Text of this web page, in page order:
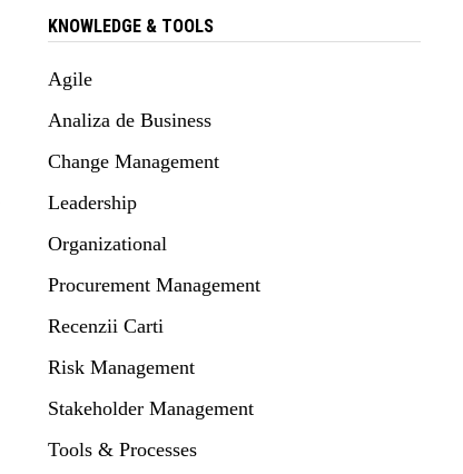
KNOWLEDGE & TOOLS
Agile
Analiza de Business
Change Management
Leadership
Organizational
Procurement Management
Recenzii Carti
Risk Management
Stakeholder Management
Tools & Processes